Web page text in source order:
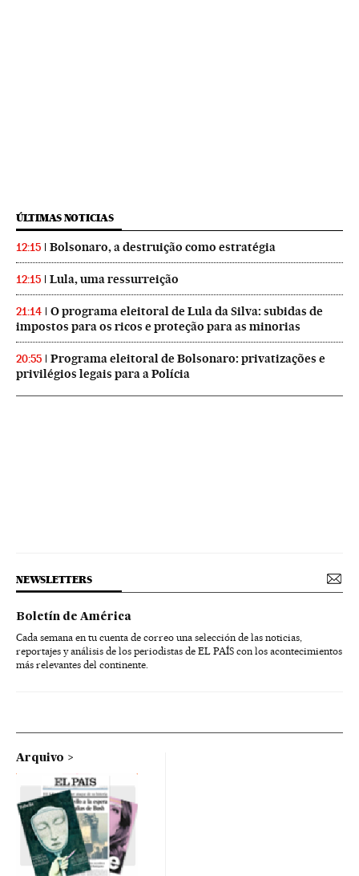
ÚLTIMAS NOTICIAS
12:15 Bolsonaro, a destruição como estratégia
12:15 Lula, uma ressurreição
21:14
O programa eleitoral de Lula da Silva: subidas de
impostos para os ricos e proteção para as minorias
20:55
Programa eleitoral de Bolsonaro: privatizações e
privilégios legais para a Polícia
NEWSLETTERS
Boletín de América
Cada semana en tu cuenta de correo una selección de las noticias,
reportajes y análisis de los periodistas de EL PAÍS con los acontecimientos
más relevantes del continente.
Arquivo